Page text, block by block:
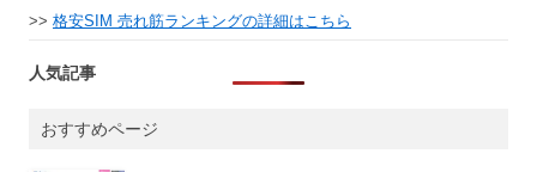
>> 格安SIM 売れ筋ランキングの詳細はこちら
人気記事
おすすめページ